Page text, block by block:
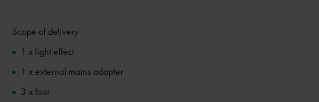
Scope of delivery
1 x light effect
1 x external mains adapter
3 x foot